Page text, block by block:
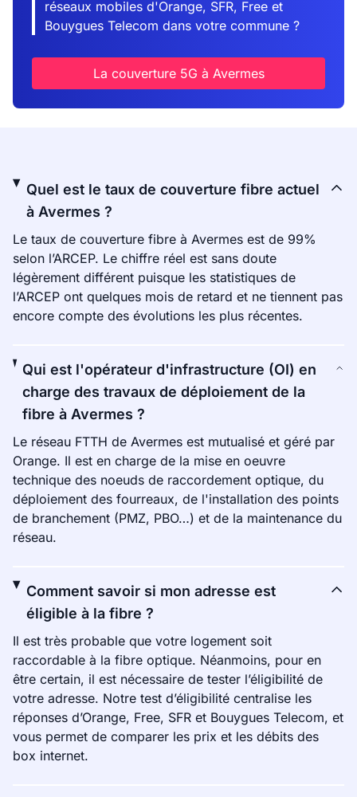
réseaux mobiles d'Orange, SFR, Free et
Bouygues Telecom dans votre commune ?
La couverture 5G à Avermes
Quel est le taux de couverture fibre actuel
à Avermes ?
Le taux de couverture fibre à Avermes est de 99%
selon l’ARCEP. Le chiffre réel est sans doute
légèrement différent puisque les statistiques de
l’ARCEP ont quelques mois de retard et ne tiennent pas
encore compte des évolutions les plus récentes.
Qui est l'opérateur d'infrastructure (OI) en
charge des travaux de déploiement de la
fibre à Avermes ?
Le réseau FTTH de Avermes est mutualisé et géré par
Orange. Il est en charge de la mise en oeuvre
technique des noeuds de raccordement optique, du
déploiement des fourreaux, de l'installation des points
de branchement (PMZ, PBO…) et de la maintenance du
réseau.
Comment savoir si mon adresse est
éligible à la fibre ?
Il est très probable que votre logement soit
raccordable à la fibre optique. Néanmoins, pour en
être certain, il est nécessaire de tester l’éligibilité de
votre adresse. Notre test d’éligibilité centralise les
réponses d’Orange, Free, SFR et Bouygues Telecom, et
vous permet de comparer les prix et les débits des
box internet.